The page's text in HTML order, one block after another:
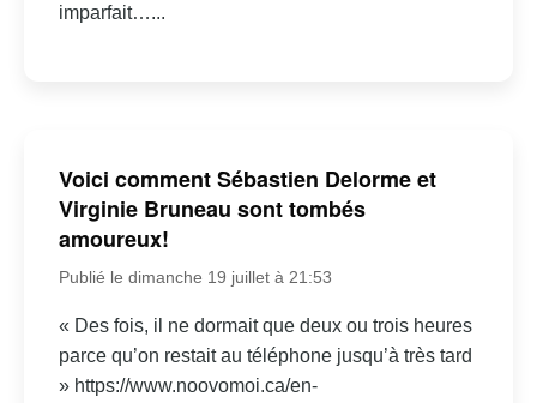
imparfait…...
Voici comment Sébastien Delorme et
Virginie Bruneau sont tombés
amoureux!
Publié le dimanche 19 juillet à 21:53
« Des fois, il ne dormait que deux ou trois heures
parce qu’on restait au téléphone jusqu’à très tard
» https://www.noovomoi.ca/en-